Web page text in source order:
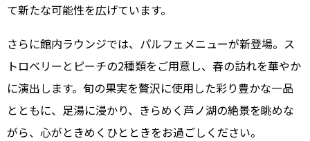
て新たな可能性を広げています。
さらに館内ラウンジでは、パルフェメニューが新登場。ス
トロベリーとピーチの2種類をご用意し、春の訪れを華やか
に演出します。旬の果実を贅沢に使用した彩り豊かな一品
とともに、足湯に浸かり、きらめく芦ノ湖の絶景を眺めな
がら、心がときめくひとときをお過ごしください。